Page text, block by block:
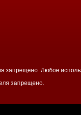
Любое
запрещено.